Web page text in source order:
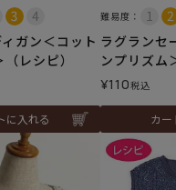
ガン＜コット
レシピ）
に入れる
難易度：
ラグランセ
ンプリズム
¥110税込
カー